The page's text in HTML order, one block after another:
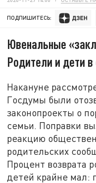
ПОДПИШИТЕСЬ:
Ювенальные
Родители и дети в
Накануне
Госдумы были
законопроекты о
семьи. Поправки
реакцию
родительских
Процент возврата
детей крайне мал: